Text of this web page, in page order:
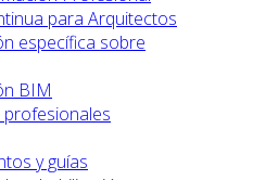
para Arquitectos
específica sobre
BIM
profesionales
y guías